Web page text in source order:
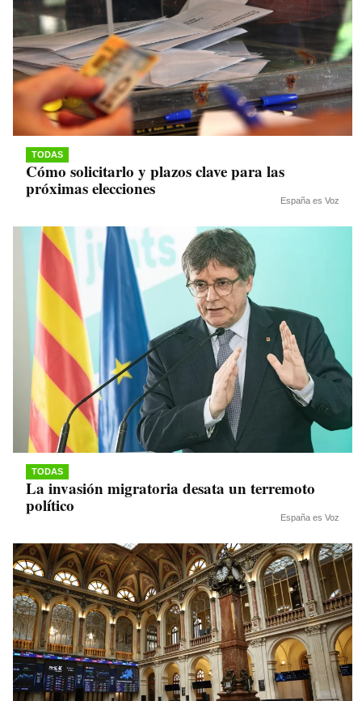
TODAS
Cómo solicitarlo y plazos clave para las
próximas elecciones
España es Voz
TODAS
La invasión migratoria desata un terremoto
político
España es Voz